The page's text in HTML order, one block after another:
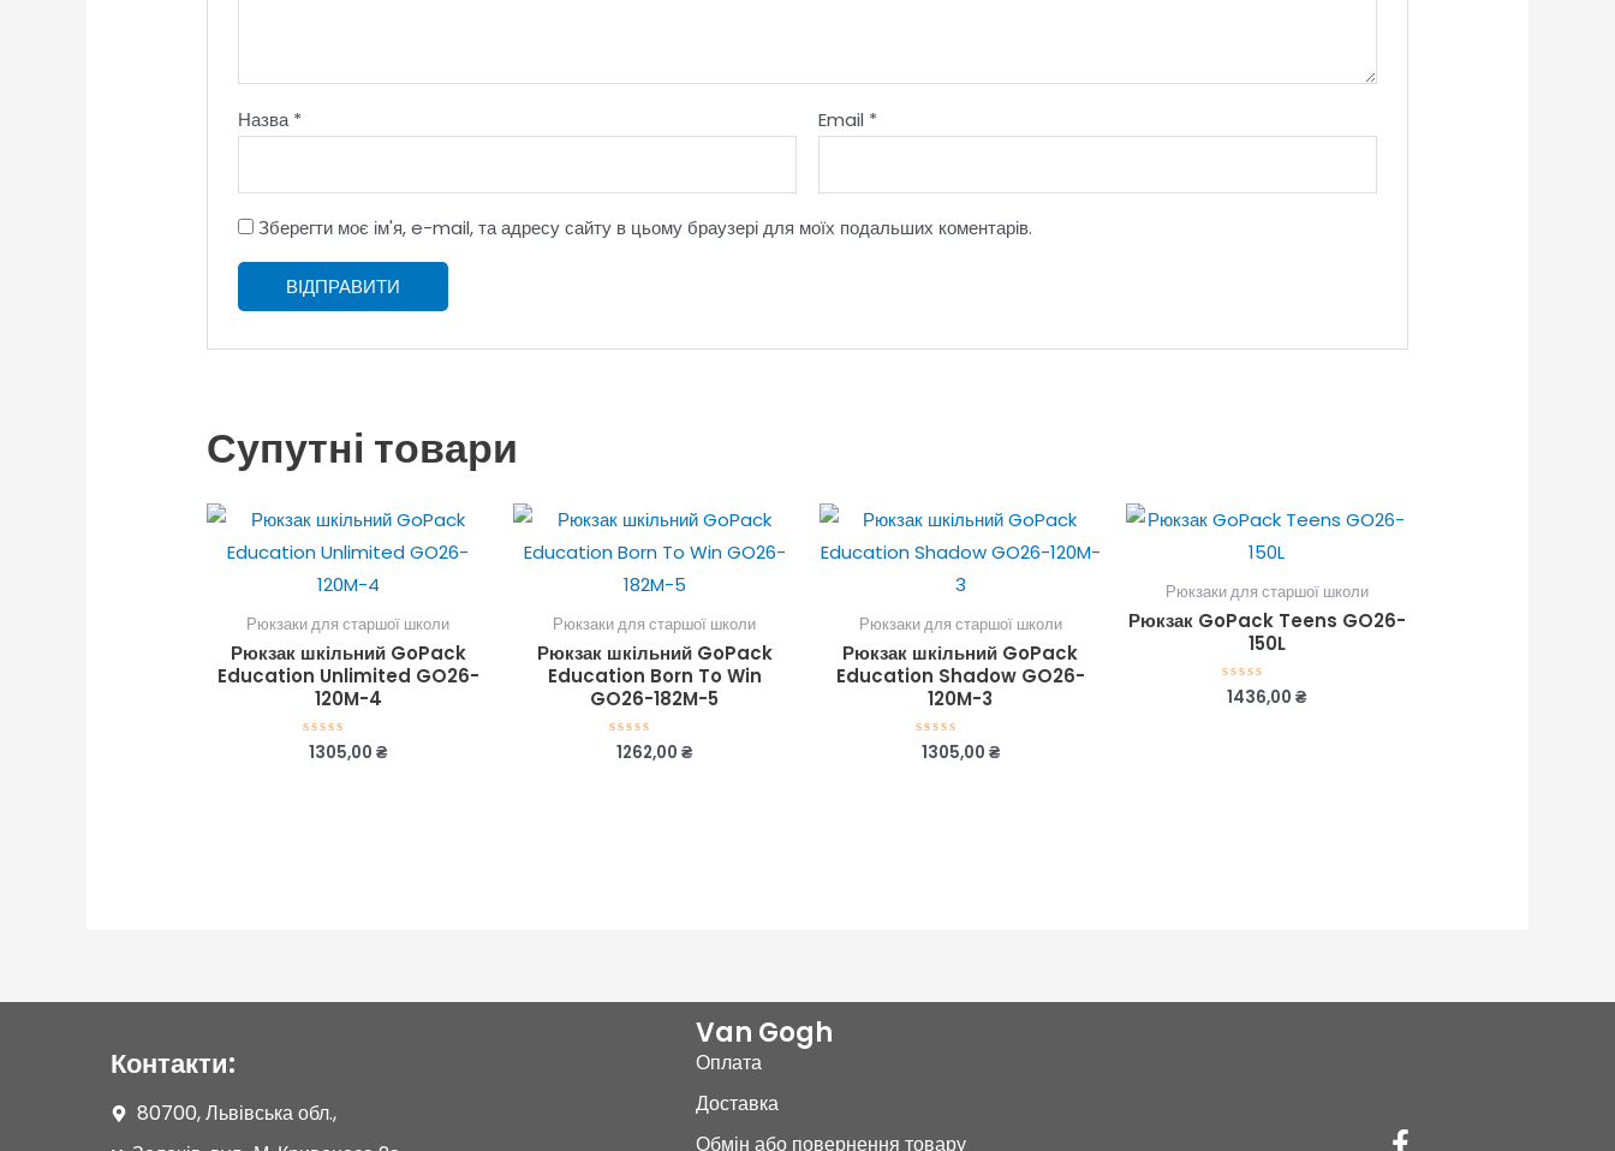
Назва* Email *
Зберегти моє ім'я, e-mail, та адресу сайту в цьому браузері для моїх подальших коментарів.
Супутні товари
Рюкзаки для старшої школи
Рюкзак шкільний GoPack
Education Unlimited GO26-
120M-4
Оцінено
в
1305,00₴
Рюкзаки для старшої школи
Рюкзак шкільний GoPack
Education Born To Win
GO26-182M-5
Оцінено
в
1262,00 ₴
Рюкзаки для старшої школи
Рюкзак шкільний GoPack
Education Shadow GO26-
120M-3
Оцінено
в
1305,00 ₴
Рюкзаки для старшої школи
Рюкзак GoPack Teens GO26-
150L
Оцінено
в
1436,00₴
Контакти:
80700, Львівська обл.,
Van Gogh
Оплата
Доставка
Обмін або повернення товару
Facebook-
Instagram